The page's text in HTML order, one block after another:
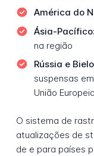
América do
Ásia-Pacífico:
na região
Rússia e
suspensas
União Europeia
O sistema de
atualizações de
de e para países